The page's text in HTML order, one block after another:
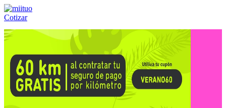
Cotizar
Llámanos al:(55) 84-21-05-00 ó